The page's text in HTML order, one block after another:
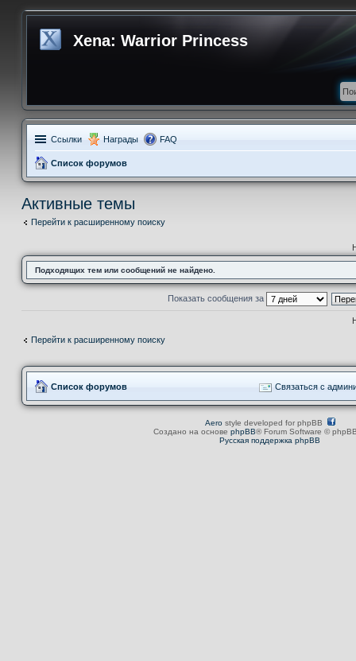
Xena: Warrior Princess
Ссылки Награды FAQ
Список форумов
Активные темы
Перейти к расширенному поиску
Подходящих тем или сообщений не найдено.
Показать сообщения за
Перейти к расширенному поиску
Список форумов Связаться с
Aerostyle developed for phpBB
Создано на основе phpBB® Forum Software ©
Русская поддержка phpBB